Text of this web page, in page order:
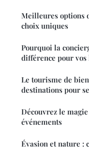
Meilleures options
choix uniques
Pourquoi la
différence pour vos
Le tourisme de
destinations pour
Découvrez le
événements
Évasion et nature :